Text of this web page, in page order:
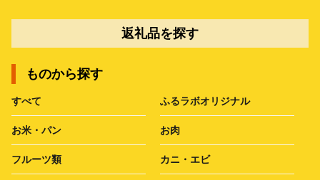
返礼品を探す
ものから探す
すべて ふるラボオリジナル
お米・パン お肉
フルーツ類 カニ・エビ